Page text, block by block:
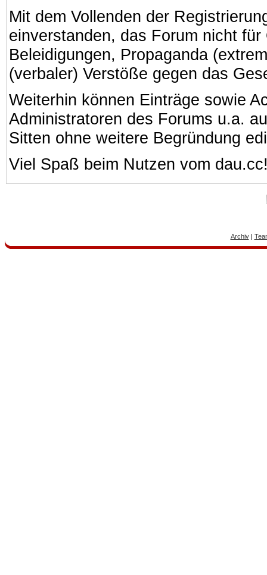
Mit dem Vollenden der
einverstanden, das Forum nicht
Beleidigungen, Propaganda
(verbaler) Verstöße gegen das
Weiterhin können Einträge sowie
Administratoren des Forums u.a.
Sitten ohne weitere Begründung
Viel Spaß beim Nutzen vom
Archiv|